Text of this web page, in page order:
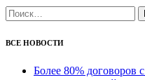
Найти:
ВСЕ НОВОСТИ
Более 80% договоров